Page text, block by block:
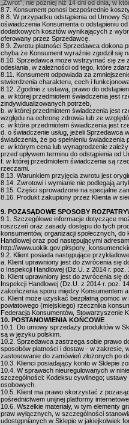
„Zwrot”, nie później niż 14 dni od dnia, w
8.7. Konsument ponosi bezpośrednie
8.8. W przypadku odstąpienia od Umowy
oświadczenia Konsumenta o odstąpieniu
dodatkowych kosztów wynikających z
oferowany przez Sprzedawcę.
8.9. Zwrotu płatności Sprzedawca dokona
chyba że Konsument wyraźnie zgodził się
8.10. Sprzedawca może wstrzymać się ze
odesłania, w zależności od tego, które
8.11. Konsument odpowiada za
stwierdzenia charakteru, cech i
8.12. Zgodnie z ustawą, prawo do
a. w której przedmiotem świadczenia jest
zindywidualizowanych potrzeb,
b. w której przedmiotem świadczenia jest
względu na ochronę zdrowia lub ze
c. w które przedmiotem świadczenia jest
d. o świadczenie usług, jeżeli Sprzedawca
świadczenia, że po spełnieniu
e. w którym cena lub wynagrodzenie
przed upływem terminu do odstąpienia od
f. w której przedmiotem świadczenia są
rzeczami.
8.13. Warunkiem przyjęcia zwrotu jest
8.14. Zwrotowi i wymianie nie podlegają
8.15. Części sprowadzone na specjalne
8.16. Produkt zakupiony przez Klienta w
9. POZASĄDOWE SPOSOBY
9.1. Szczegółowe informacje dotyczące
roszczeń oraz zasady dostępu do tych
konsumentów, organizacji społecznych,
Handlowej oraz pod następującymi
http://www.uokik.gov.pl/
9.2. Klient posiada następujące
a. Klient uprawniony jest do zwrócenia się
o Inspekcji Handlowej (Dz.U. z 2014 r.
b. Klient uprawniony jest do zwrócenia się
Inspekcji Handlowej (Dz.U. z 2014 r. poz.
zakończenia sporu między Konsumentem a
c. Klient może uzyskać bezpłatną pomoc
powiatowego (miejskiego) rzecznika
Federacja Konsumentów, Stowarzyszenie
10. POSTANOWIENIA KOŃCOWE
10.1. Do umowy sprzedaży produktów w
są w języku polskim.
10.2. Sprzedawca zastrzega sobie prawo
sposobów płatności i dostaw - w zakresie,
zastosowanie do zamówień złożonych po
10.3. Klienci posiadający konto w Sklepie
10.4. W sprawach nieuregulowanych w
szczególności: Kodeksu cywilnego;
osobowych.
10.5. Klient ma prawo skorzystać z
pośrednictwem unijnej platformy
10.6. Wszelkie materiały, w tym elementy
praw wyłącznych, w szczególności
udostępnianych w Sklepie w jakiejkolwiek